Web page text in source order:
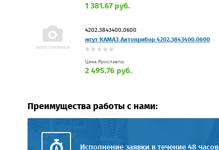
1 381.67 руб.
4202.3843400.0600
жгут КАМАЗ Автоприбор 4202.3843400.0600
Цена Ярославль:
2 495.76 руб.
Преимущества работы с нами:
Исполнение заявки в течение 48 часов